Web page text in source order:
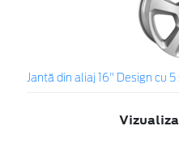
Jantă din aliaj 16" Design cu